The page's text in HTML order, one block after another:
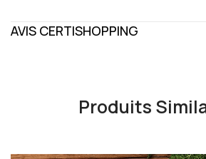
AVIS CERTISHOPPING
Produits